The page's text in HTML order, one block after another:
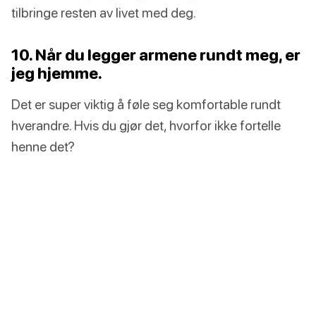
tilbringe resten av livet med deg.
10. Når du legger armene rundt meg, er
jeg hjemme.
Det er super viktig å føle seg komfortable rundt
hverandre. Hvis du gjør det, hvorfor ikke fortelle
henne det?